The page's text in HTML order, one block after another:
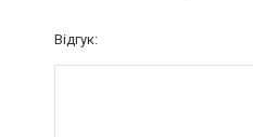
Відгук: